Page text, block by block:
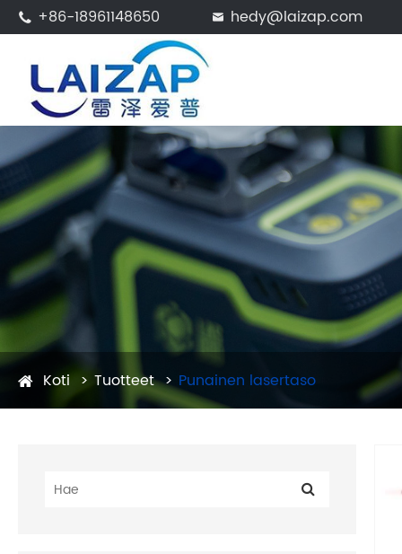
 +86-18961148650  hedy@laizap.com
Koti Tuotteet Punainen lasertaso